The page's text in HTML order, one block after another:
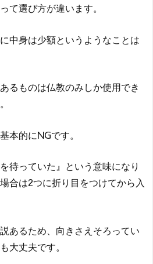
て選び方が違います。
中身は少額というようなことは
るものは仏教のみしか使用でき
本的にNGです。
待っていた』という意味になり
合は2つに折り目をつけてから入
あるため、向きさえそろってい
大丈夫です。